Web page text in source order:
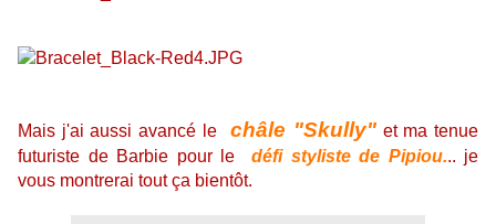
Mais j'ai aussi avancé le châle "Skully"et ma tenue
futuriste de Barbie pour le
défi styliste de Pipiou... je
vous montrerai tout ça bientôt.